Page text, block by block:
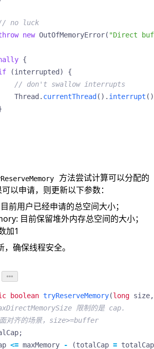
no luck
new OutOfMemoryError( "Direct
{
(interrupted )
{
// don't swallow interrupts
Thread . currentThread (). interrupt
方法尝试计算可以分配的
以申请，则更新以下参数：
前用户已经申请的总空间大小；
目前保留堆外内存总空间的大小；
加1
确保线程安全。
boolean tryReserveMemory(long size,
限制的是 cap.
对齐的场景，size>=buffer
;
<= maxMemory - (totalCap =